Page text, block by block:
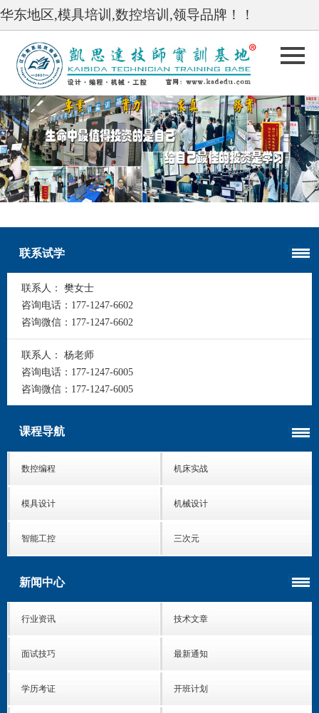
华东地区,模具培训,数控培训,领导品牌！！
undefined
undefined
联系试学
联系人：
樊女士
咨询电话： 177-1247-6602
咨询微信： 177-1247-6602
联系人：
杨老师
咨询电话： 177-1247-6005
咨询微信： 177-1247-6005
课程导航
数控编程 机床实战
模具设计 机械设计
智能工控 三次元
新闻中心
行业资讯 技术文章
面试技巧 最新通知
学历考证 开班计划